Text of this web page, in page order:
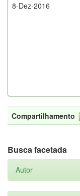
8-Dez-2016
Compartilhamento
Busca facetada
Autor